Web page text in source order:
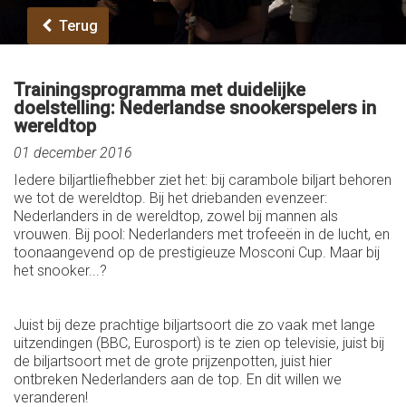
Terug
Trainingsprogramma met duidelijke
doelstelling: Nederlandse snookerspelers in
wereldtop
01 december 2016
Iedere biljartliefhebber ziet het: bij carambole biljart behoren
we tot de wereldtop. Bij het driebanden evenzeer:
Nederlanders in de wereldtop, zowel bij mannen als
vrouwen. Bij pool: Nederlanders met trofeeën in de lucht, en
toonaangevend op de prestigieuze Mosconi Cup. Maar bij
het snooker...?
Juist bij deze prachtige biljartsoort die zo vaak met lange
uitzendingen (BBC, Eurosport) is te zien op televisie, juist bij
de biljartsoort met de grote prijzenpotten, juist hier
ontbreken Nederlanders aan de top. En dit willen we
veranderen!